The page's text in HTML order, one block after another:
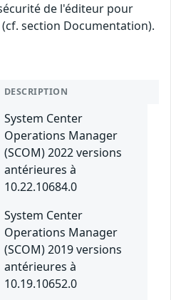
de l'éditeur pour
section Documentation).
DESCRIPTION
System Center
Operations Manager
(SCOM) 2022 versions
antérieures à
10.22.10684.0
System Center
Operations Manager
(SCOM) 2019 versions
antérieures à
10.19.10652.0